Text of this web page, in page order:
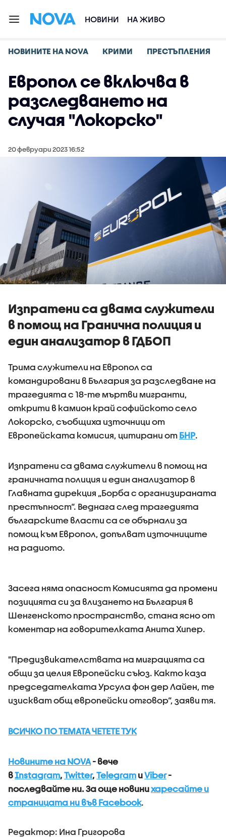
НОВИНИ НА ЖИВО
НОВИНИТЕ НА NOVA КРИМИ ПРЕСТЪПЛЕНИЯ
Европол се включва в
разследването на
случая "Локорско"
20 февруари 2023 16:52
Изпратени са двама служители
в помощ на Гранична полиция и
един анализатор в ГДБОП
Трима служители на Европол са
командировани в България за разследване на
трагедията с 18-те мъртви мигранти,
открити в камион край софийското село
Локорско, съобщиха източници от
Европейската комисия, цитирани от БНР.
Изпратени са двама служители в помощ на
граничната полиция и един анализатор в
Главната дирекция „Борба с организираната
престъпност“. Веднага след трагедията
българските власти са се обърнали за
помощ към Европол, допълват източниците
на радиото.
Засега няма опасност Комисията да промени
позицията си за влизането на България в
Шенгенското пространство, стана ясно от
коментар на говорителката Анита Хипер.
"Предизвикателствата на миграцията са
общи за целия Европейски съюз. Както каза
председателката Урсула фон дер Лайен, те
изискват общ европейски отговор“, заяви тя.
ВСИЧКО ПО ТЕМАТА ЧЕТЕТЕ ТУК
Новините на NOVA- вече
вInstagram, Twitter, Telegram иViber-
последвайте ни.За още новинихаресайте и
страницата ни във Facebook.
Редактор: Ина Григорова